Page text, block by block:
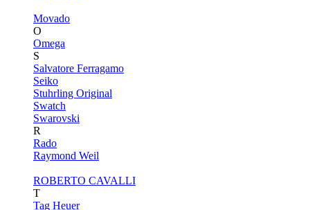
Movado
O
Omega
S
Salvatore Ferragamo
Seiko
Stuhrling Original
Swatch
Swarovski
R
Rado
Raymond Weil
ROBERTO CAVALLI
T
Tag Heuer